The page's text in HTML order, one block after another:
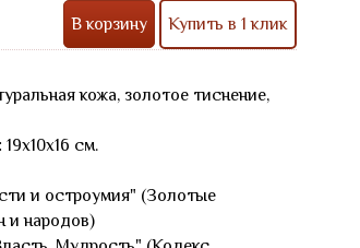
В корзину Купить в 1 клик
кожа, золотое тиснение,
19х10х16 см.
и остроумия" (Золотые
и народов)